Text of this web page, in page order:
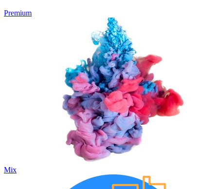
Premium
Mix